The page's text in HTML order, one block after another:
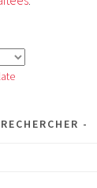
RECHERCHER